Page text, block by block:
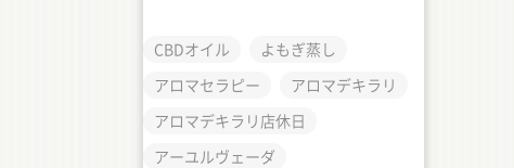
CBDオイル
よもぎ蒸し
アロマセラピー
アロマデキラリ
アロマデキラリ店休日
アーユルヴェーダ